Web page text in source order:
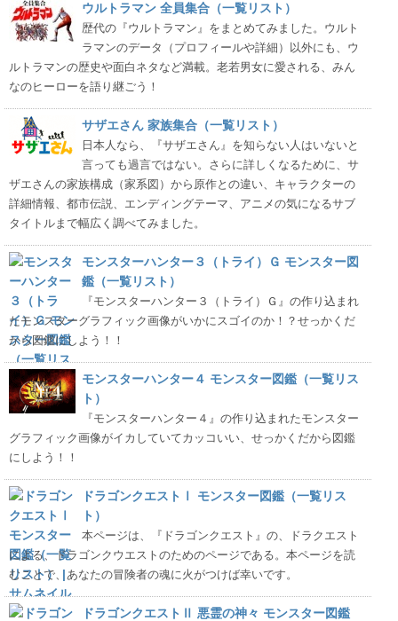
ウルトラマン 全員集合（一覧リスト）
歴代の『ウルトラマン』をまとめてみました。ウルト
ラマンのデータ（プロフィールや詳細）以外にも、ウ
ルトラマンの歴史や面白ネタなど満載。老若男女に愛される、みん
なのヒーローを語り継ごう！
サザエさん 家族集合（一覧リスト）
日本人なら、『サザエさん』を知らない人はいないと
言っても過言ではない。さらに詳しくなるために、サ
ザエさんの家族構成（家系図）から原作との違い、キャラクターの
詳細情報、都市伝説、エンディングテーマ、アニメの気になるサブ
タイトルまで幅広く調べてみました。
モンスターハンター３（トライ）Ｇ モンスター図
鑑（一覧リスト）
『モンスターハンター３（トライ）Ｇ』の作り込まれ
たモンスターグラフィック画像がいかにスゴイのか！？せっかくだ
から図鑑にしよう！！
モンスターハンター４ モンスター図鑑（一覧リス
ト）
『モンスターハンター４』の作り込まれたモンスター
グラフィック画像がイカしていてカッコいい、せっかくだから図鑑
にしよう！！
ドラゴンクエストⅠ モンスター図鑑（一覧リス
ト）
本ページは、『ドラゴンクエスト』の、ドラクエスト
による、ドラゴンクウエストのためのページである。本ページを読
むことで、あなたの冒険者の魂に火がつけば幸いです。
ドラゴンクエストⅡ 悪霊の神々 モンスター図鑑